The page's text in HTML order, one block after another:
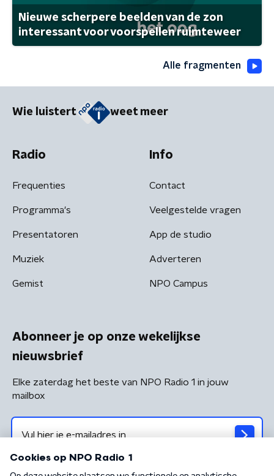
Nieuwe scherpere beelden van de zon
interessant voor voorspellen ruimteweer
Alle fragmenten
Wie luistert weet meer
Radio
Frequenties
Programma's
Presentatoren
Muziek
Gemist
Info
Contact
Veelgestelde vragen
App de studio
Adverteren
NPO Campus
Abonneer je op onze wekelijkse
nieuwsbrief
Elke zaterdag het beste van NPO Radio 1 in jouw
mailbox